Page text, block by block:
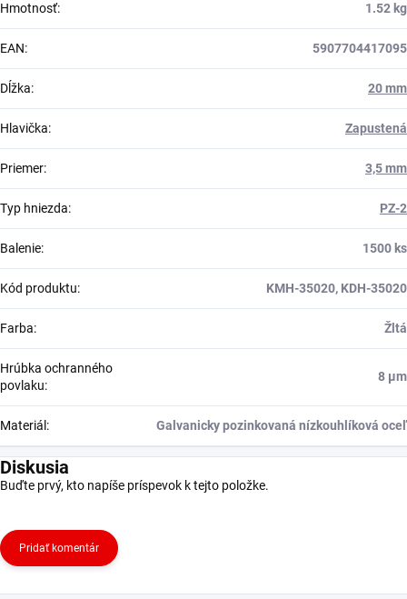
Hmotnosť: 1.52 kg
EAN: 5907704417095
Dĺžka: 20 mm
Hlavička: Zapustená
Priemer: 3,5 mm
Typ hniezda: PZ-2
Balenie: 1500 ks
Kód produktu: KMH-35020, KDH-35020
Farba: Žltá
Hrúbka ochranného
povlaku:
8 μm
Materiál : Galvanicky pozinkovaná nízkouhlíková oceľ
Diskusia
Buďte prvý, kto napíše príspevok k tejto položke.
Pridať komentár